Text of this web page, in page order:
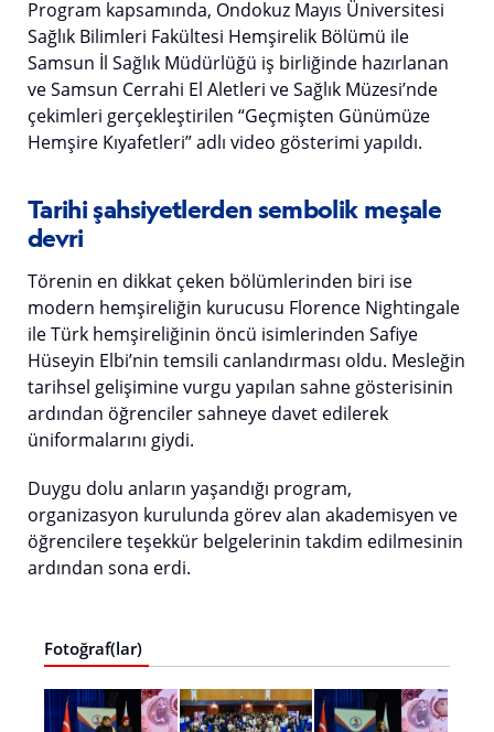
Program kapsamında, Ondokuz Mayıs Üniversitesi
Sağlık Bilimleri Fakültesi Hemşirelik Bölümü ile
Samsun İl Sağlık Müdürlüğü iş birliğinde hazırlanan
ve Samsun Cerrahi El Aletleri ve Sağlık Müzesi’nde
çekimleri gerçekleştirilen “Geçmişten Günümüze
Hemşire Kıyafetleri” adlı video gösterimi yapıldı.
Tarihi şahsiyetlerden sembolik meşale
devri
Törenin en dikkat çeken bölümlerinden biri ise
modern hemşireliğin kurucusu Florence Nightingale
ile Türk hemşireliğinin öncü isimlerinden Safiye
Hüseyin Elbi’nin temsili canlandırması oldu. Mesleğin
tarihsel gelişimine vurgu yapılan sahne gösterisinin
ardından öğrenciler sahneye davet edilerek
üniformalarını giydi.
Duygu dolu anların yaşandığı program,
organizasyon kurulunda görev alan akademisyen ve
öğrencilere teşekkür belgelerinin takdim edilmesinin
ardından sona erdi.
Fotoğraf(lar)